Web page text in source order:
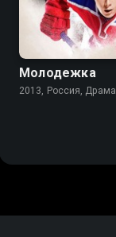
7.9 5.6
Молодежка
2013, Россия, Драма